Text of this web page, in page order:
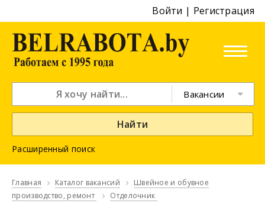
Войти | Регистрация
Вакансии
Найти
Расширенный поиск
Главная Каталог вакансий
Швейное и обувное
производство, ремонт
Отделочник